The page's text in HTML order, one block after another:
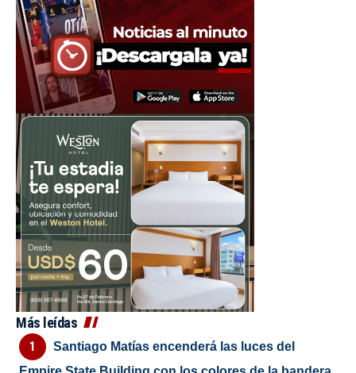
Más leídas
Santiago Matías encenderá las luces del